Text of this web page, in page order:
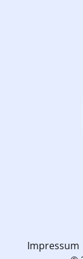
Impressum